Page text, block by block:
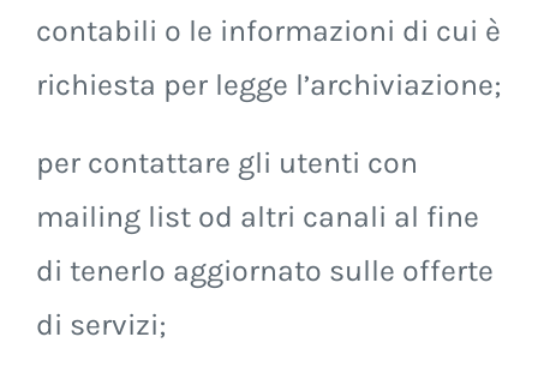
contabili o le informazioni di cui è
richiesta per legge l’archiviazione;
per contattare gli utenti con
mailing list od altri canali al fine
di tenerlo aggiornato sulle offerte
di servizi;